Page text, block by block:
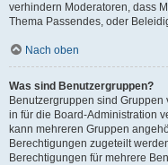
verhindern Moderatoren, dass
Thema Passendes, oder
Nach oben
Was sind Benutzergruppen?
Benutzergruppen sind
in für die Board-Administration
kann mehreren Gruppen
Berechtigungen zugeteilt
Berechtigungen für mehrere